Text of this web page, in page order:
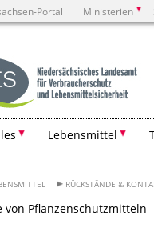
Portal Ministerien
Lebensmittel
RÜCKSTÄNDE &
von Pflanzenschutzmitteln